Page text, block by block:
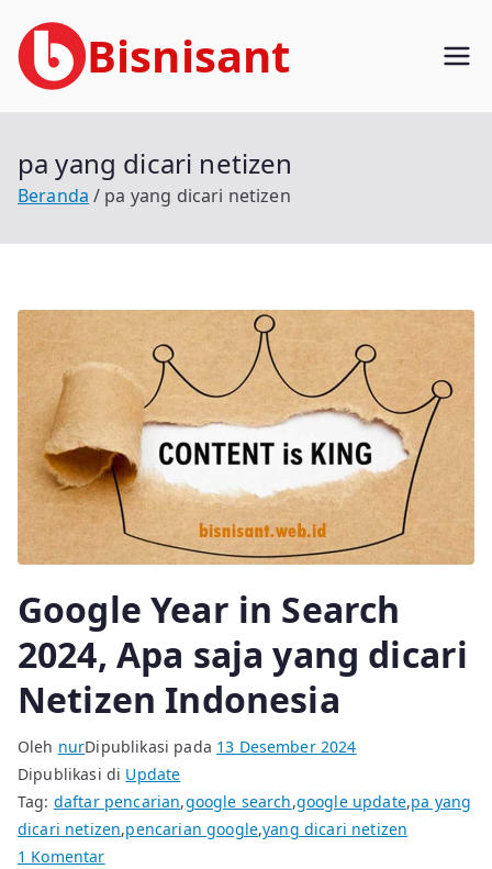
ke
konten
Bisnisant
pa yang dicari netizen
Beranda pa yang dicari netizen
Google Year in Search
2024, Apa saja yang dicari
Netizen Indonesia
Oleh nurDipublikasi pada 13 Desember 2024
Dipublikasi di Update
Tag: daftar pencarian,google search,google update,pa yang
dicari netizen,pencarian google,yang dicari netizen
1 Komentarpada